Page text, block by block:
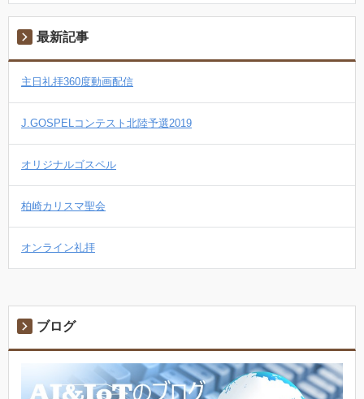
最新記事
主日礼拝360度動画配信
J.GOSPELコンテスト北陸予選2019
オリジナルゴスペル
柏崎カリスマ聖会
オンライン礼拝
ブログ